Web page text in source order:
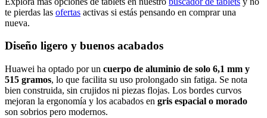
te pierdas las ofertas activas si estás pensando en comprar una
nueva.
Diseño ligero y buenos acabados
Huawei ha optado por un cuerpo de aluminio de solo 6,1 mm y
515 gramos, lo que facilita su uso prolongado sin fatiga. Se nota
bien construida, sin crujidos ni piezas flojas. Los bordes curvos
mejoran la ergonomía y los acabados en gris espacial o morado
son sobrios pero modernos.